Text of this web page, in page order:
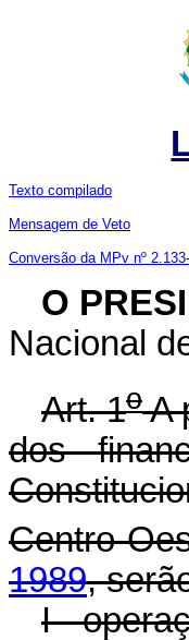
Texto compilado
Mensagem de Veto
Conversão da MPv nº
O
Nacional
Art. 1oA
dos
Centro-
1989,
I -